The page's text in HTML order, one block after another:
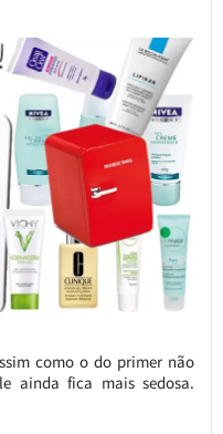
como o do primer não
ainda fica mais sedosa.